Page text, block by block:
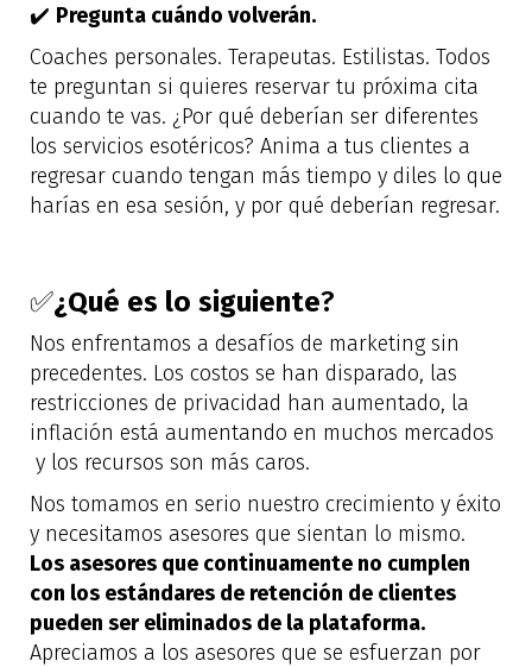
✔️ Pregunta cuándo volverán.
Coaches personales. Terapeutas. Estilistas. Todos
te preguntan si quieres reservar tu próxima cita
cuando te vas. ¿Por qué deberían ser diferentes
los servicios esotéricos? Anima a tus clientes a
regresar cuando tengan más tiempo y diles lo que
harías en esa sesión, y por qué deberían regresar.
✅¿Qué es lo siguiente?
Nos enfrentamos a desafíos de marketing sin
precedentes. Los costos se han disparado, las
restricciones de privacidad han aumentado, la
inflación está aumentando en muchos mercados
y los recursos son más caros.
Nos tomamos en serio nuestro crecimiento y éxito
y necesitamos asesores que sientan lo mismo.
Los asesores que continuamente no cumplen
con los estándares de retención de clientes
pueden ser eliminados de la plataforma.
Apreciamos a los asesores que se esfuerzan por